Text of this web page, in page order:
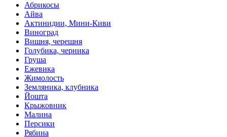
Абрикосы
Айва
Актинидии, Мини-Киви
Виноград
Вишня, черешня
Голубика, черника
Груша
Ежевика
Жимолость
Земляника, клубника
Йошта
Крыжовник
Малина
Персики
Рябина